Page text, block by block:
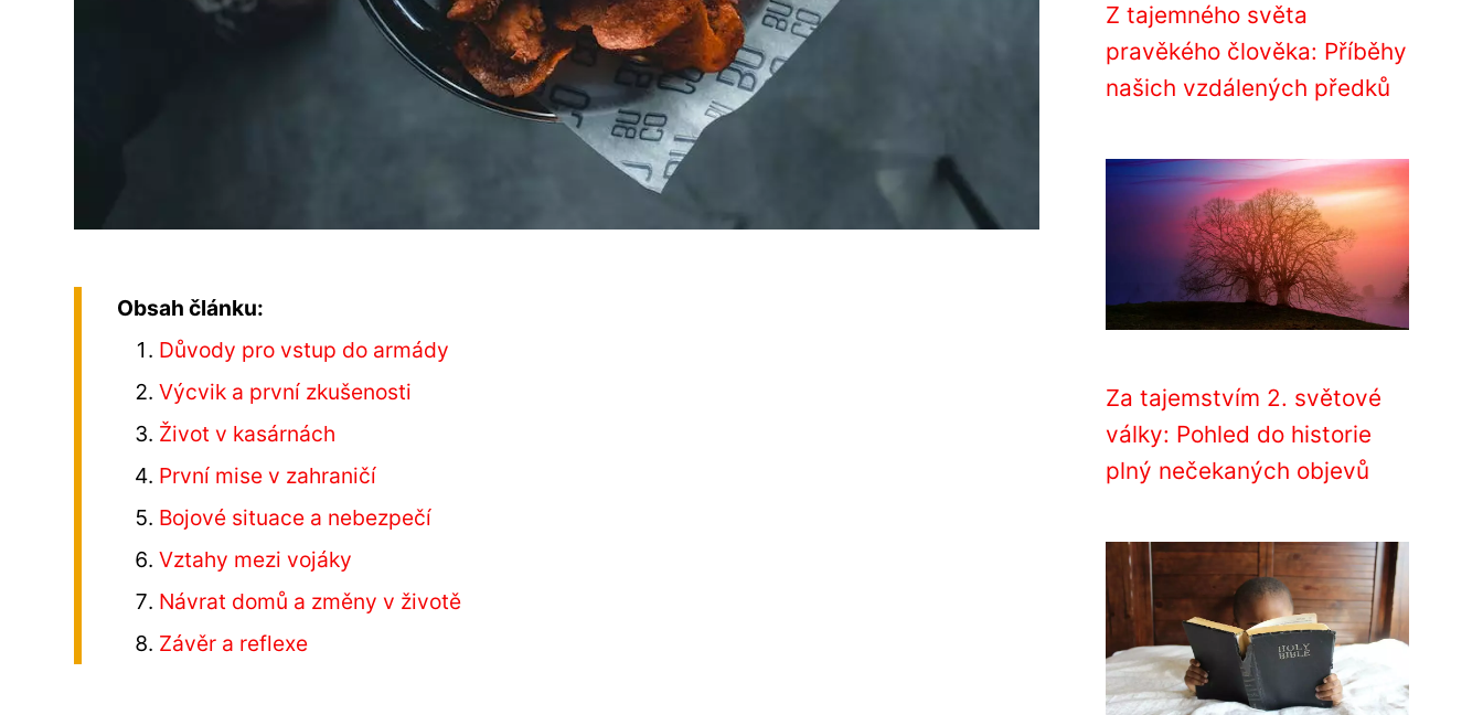
Obsah článku:
Důvody pro vstup do armády
Výcvik a první zkušenosti
Život v kasárnách
První mise v zahraničí
Bojové situace a nebezpečí
Vztahy mezi vojáky
Návrat domů a změny v životě
Závěr a reflexe
Z tajemného světa
pravěkého člověka: Příběhy
našich vzdálených předků
Za tajemstvím 2. světové
války: Pohled do historie
plný nečekaných objevů